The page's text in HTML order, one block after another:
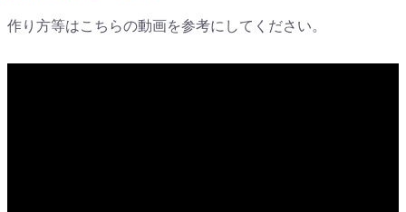
作り方等はこちらの動画を参考にしてください。